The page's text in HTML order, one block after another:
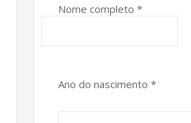
Nome completo *
Ano do nascimento *